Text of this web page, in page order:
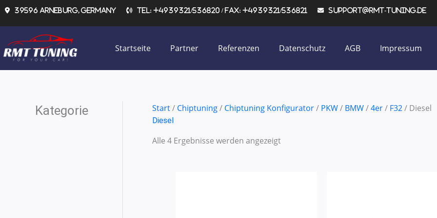
Zum39596 Arneburg, Germany Tel: +4939321/536820 / Fax: +4939321/536821 support@rmt-tuning.de
Startseite Partner Referenzen Datenschutz AGB Impressum
Kategorie Start/ Chiptuning/ Chiptuning Konfigurator/ PKW/ BMW/4er/ F32/ Diesel
Diesel
Alle 4 Ergebnisse werden angezeigt